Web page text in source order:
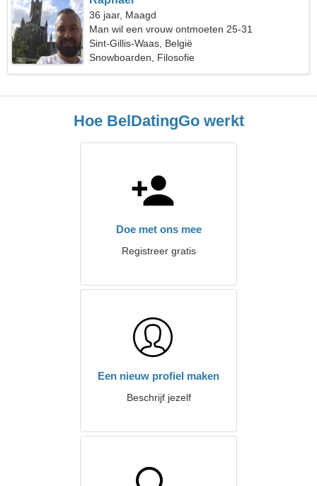
36 jaar, Maagd
Man wil een vrouw ontmoeten 25-31
Sint-Gillis-Waas, België
Snowboarden, Filosofie
Hoe BelDatingGo werkt
Doe met ons mee
Registreer gratis
Een nieuw profiel maken
Beschrijf jezelf